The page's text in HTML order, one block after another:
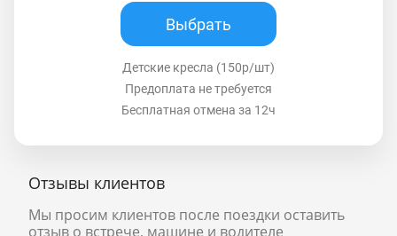
Выбрать
Детские кресла (150р/шт)
Предоплата не требуется
Бесплатная отмена за 12ч
Отзывы клиентов
Мы просим клиентов после поездки оставить
отзыв о встрече, машине и водителе